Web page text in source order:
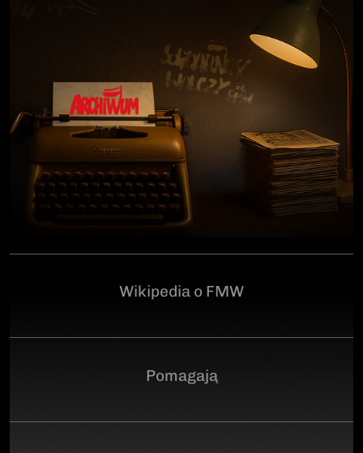
przeciwko niemieckiemu i sowieckiemu okupantowi, a
po zakończeniu wojny pozostał wierny ideałom
wolności. Poległ 28 czerwca 1946 r., a miejsce
ukrycia jego szczątków przez komunistyczny aparat
represji pozostaje do dziś nieznane.Program
uroczystości:11.00 – Msza Święta w Kościele św.
Brygidy w Gdańsku12.30 – poświęcenie
symbolicznego nagrobka na Cmentarzu
Garnizonowym w GdańskuSerdecznie zapraszamy
Wikipedia o FMW
Pomagają